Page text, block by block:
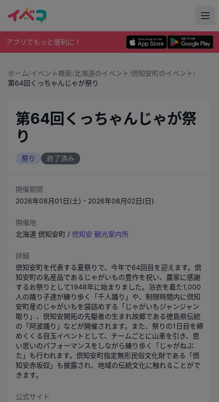
アプリでもっと便利に！
ホーム/イベント検索/北海道のイベント/倶知安町のイベント/
第64回くっちゃんじゃが祭り
第64回くっちゃんじゃが祭
り
祭り 終了済み
開催期間
2026年08月01日(土) - 2026年08月02日(日)
開催地
北海道 倶知安町 / 倶知安 観光案内所
詳細
倶知安町を代表する夏祭りで、今年で64回目を迎えます。倶
知安町の名産品であるじゃがいもの豊作を祝い、農家に感謝
するお祭りとして1948年に始まりました。浴衣を着た1,000
人の踊り子達が練り歩く「千人踊り」や、制限時間内に倶知
安町産のじゃがいもを袋詰めする「じゃがいもジャンジャン
取り」、倶知安開拓の先駆者の生まれ故郷である徳島県伝統
の「阿波踊り」などが開催されます。また、祭りの1日目を締
めくくる目玉イベントとして、チームごとに山車を引き、思
い思いのパフォーマンスをしながら練り歩く「じゃがねぶ
た」も行われます。倶知安町指定無形民俗文化財である「倶
知安赤坂奴」も披露され、地域の伝統文化に触れることがで
きます。
公式サイト